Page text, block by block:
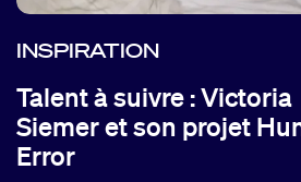
INSPIRATION
Talent à suivre : Victoria
Siemer et son projet
Error